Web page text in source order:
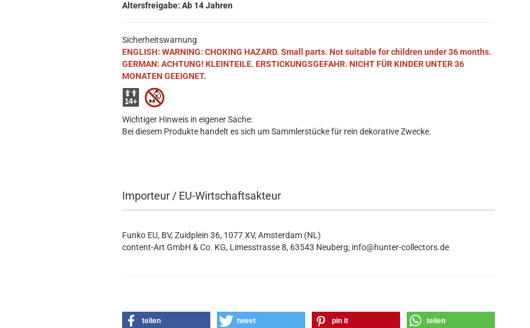
Altersfreigabe: Ab 14 Jahren
Sicherheitswarnung
ENGLISH: WARNING: CHOKING HAZARD. Small parts. Not suitable for children under 36 months.
GERMAN: ACHTUNG! KLEINTEILE. ERSTICKUNGSGEFAHR. NICHT FÜR KINDER UNTER 36
MONATEN GEEIGNET.
Wichtiger Hinweis in eigener Sache:
Bei diesem Produkte handelt es sich um Sammlerstücke für rein dekorative Zwecke.
Importeur / EU-Wirtschaftsakteur
Funko EU, BV, Zuidplein 36, 1077 XV, Amsterdam (NL)
content-Art GmbH & Co. KG, Limesstrasse 8, 63543 Neuberg; info@hunter-collectors.de
teilen tweet pin it teilen